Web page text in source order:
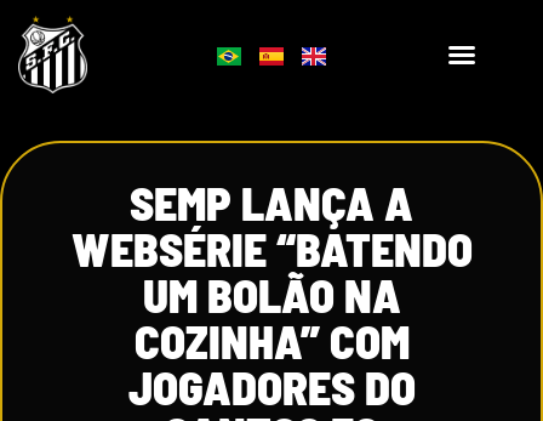
SEMP LANÇA A
WEBSÉRIE “BATENDO
UM BOLÃO NA
COZINHA” COM
JOGADORES DO